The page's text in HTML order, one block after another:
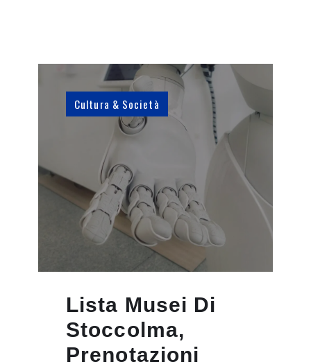
Cultura & Società
Lista Musei Di
Stoccolma,
Prenotazioni